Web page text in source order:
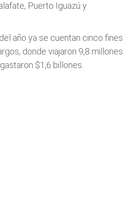
Puerto Iguazú y
año ya se cuentan cinco fines
donde viajaron 9,8 millones
$1,6 billones.